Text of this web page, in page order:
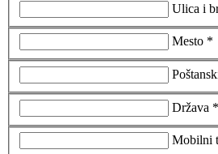
Ulica i
Mesto *
Država *
Mobilni